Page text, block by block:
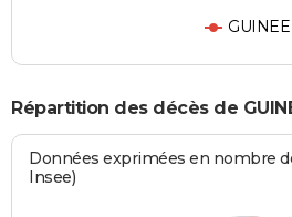
GUINEE
Répartition des décès de
Données exprimées en nombre
Insee)